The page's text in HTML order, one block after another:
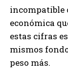
incompatible
económica
estas cifras
mismos
peso más.